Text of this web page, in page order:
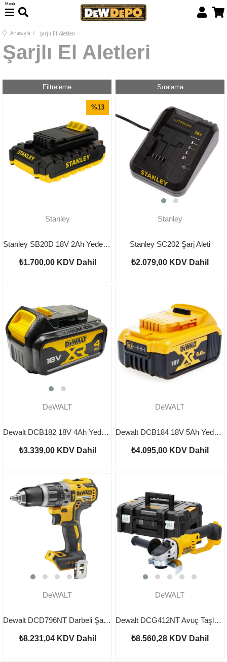
Menü
Anasayfa Şarjlı El Aletleri
Şarjlı El Aletleri
Filtreleme Sıralama
Stanley
Stanley SB20D 18V 2Ah Yedek Akü
₺1.700,00 KDV Dahil
%13
İndirim
Stanley
Stanley SC202 Şarj Aleti
₺2.079,00 KDV Dahil
DeWALT
Dewalt DCB182 18V 4Ah Yedek Akü
₺3.339,00 KDV Dahil
DeWALT
Dewalt DCB184 18V 5Ah Yedek Akü
₺4.095,00 KDV Dahil
DeWALT
Dewalt DCD796NT Darbeli Şarjlı Matkap Aküsüz
₺8.231,04 KDV Dahil
DeWALT
Dewalt DCG412NT Avuç Taşlama Aküsüz
₺8.560,28 KDV Dahil